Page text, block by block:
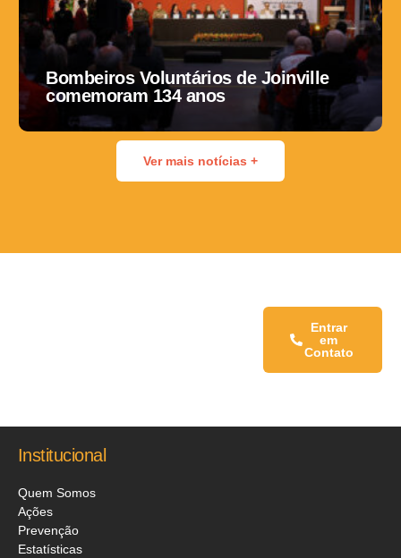
Bombeiros Voluntários de Joinville
comemoram 134 anos
Ver mais notícias +
Entrar
em
Contato
Institucional
Quem Somos
Ações
Prevenção
Estatísticas